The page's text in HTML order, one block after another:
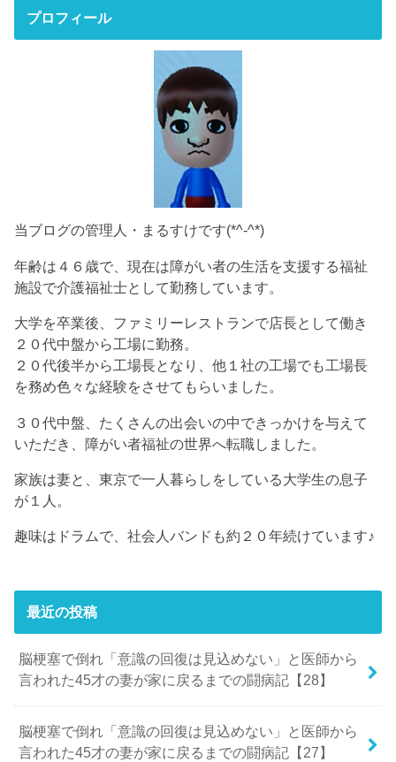
プロフィール
当ブログの管理人・まるすけです(*^-^*)
年齢は４６歳で、現在は障がい者の生活を支援する福祉
施設で介護福祉士として勤務しています。
大学を卒業後、ファミリーレストランで店長として働き
２０代中盤から工場に勤務。
２０代後半から工場長となり、他１社の工場でも工場長
を務め色々な経験をさせてもらいました。
３０代中盤、たくさんの出会いの中できっかけを与えて
いただき、障がい者福祉の世界へ転職しました。
家族は妻と、東京で一人暮らしをしている大学生の息子
が１人。
趣味はドラムで、社会人バンドも約２０年続けています♪
最近の投稿
脳梗塞で倒れ「意識の回復は見込めない」と医師から
言われた45才の妻が家に戻るまでの闘病記【28】
脳梗塞で倒れ「意識の回復は見込めない」と医師から
言われた45才の妻が家に戻るまでの闘病記【27】